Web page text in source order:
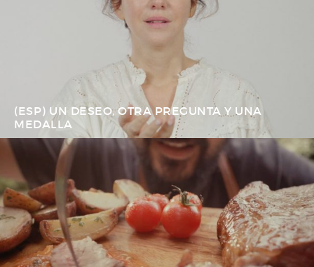
(ESP) UN DESEO, OTRA PREGUNTA Y UNA
MEDALLA